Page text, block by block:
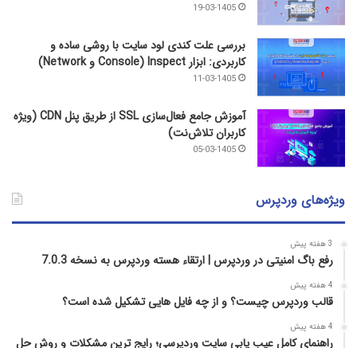
19-03-1405
بررسی علت کندی لود سایت با روشی ساده و
کاربردی: ابزار Inspect (Console و Network)
11-03-1405
آموزش جامع فعال‌سازی SSL از طریق پنل CDN (ویژه
کاربران تلاش‌نت)
05-03-1405
ویژه‌های وردپرس
3 هفته پیش
رفع باگ امنیتی در وردپرس | ارتقاء هسته وردپرس به نسخه 7.0.3
4 هفته پیش
قالب وردپرس چیست؟ و از چه فایل­ هایی تشکیل شده است؟
4 هفته پیش
راهنمای کامل عیب‌ یابی سایت وردپرسی؛ رایج‌ ترین مشکلات و روش حل